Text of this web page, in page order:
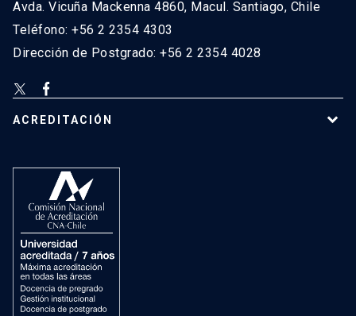
Avda. Vicuña Mackenna 4860, Macul. Santiago, Chile
Teléfono: +56 2 2354 4303
Dirección de Postgrado: +56 2 2354 4028
ACREDITACIÓN